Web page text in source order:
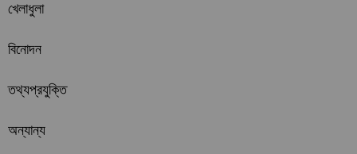
খেলাধুলা
বিনোদন
তথ্যপ্রযুক্তি
অন্যান্য